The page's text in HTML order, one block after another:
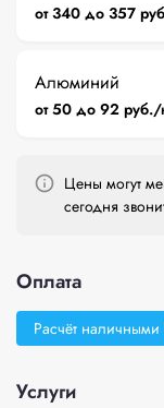
от 340 до 357
Алюминий
от 50 до 92 руб./
Цены могут
сегодня
Оплата
Расчёт наличными
Услуги